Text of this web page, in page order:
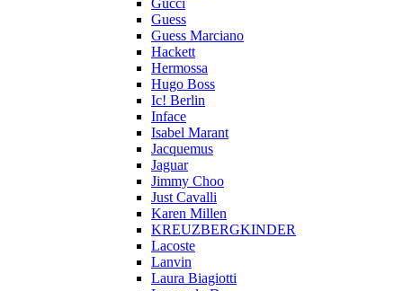
Gucci
Guess
Guess Marciano
Hackett
Hermossa
Hugo Boss
Ic! Berlin
Inface
Isabel Marant
Jacquemus
Jaguar
Jimmy Choo
Just Cavalli
Karen Millen
KREUZBERGKINDER
Lacoste
Lanvin
Laura Biagiotti